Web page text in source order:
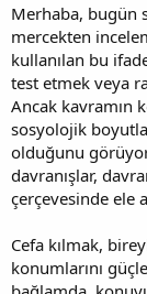
t
a
n
r
i
h
i
Merhaba, bugün
mercekten
kullanılan bu
test etmek veya
Ancak kavramın
sosyolojik
olduğunu
davranışlar,
çerçevesinde ele
Cefa kılmak,
konumlarını